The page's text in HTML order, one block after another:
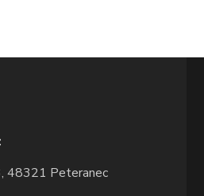
48321 Peteranec